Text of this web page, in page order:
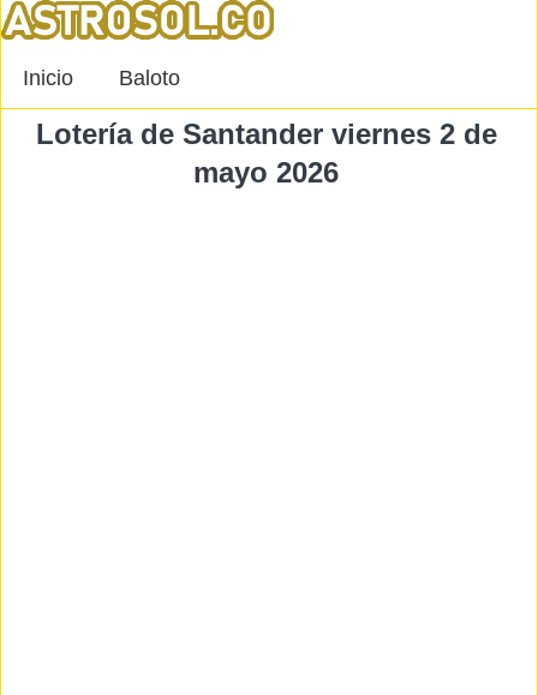
Inicio Baloto
Lotería de Santander viernes 2 de
mayo 2026